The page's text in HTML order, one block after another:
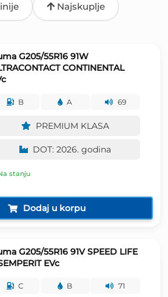
Najskuplje
G205/55R16 91W
CONTINENTAL
B A 69
PREMIUM KLASA
DOT: 2026. godina
stanju
Dodaj u korpu
G205/55R16 91V SPEED LIFE
EVc
C B 71